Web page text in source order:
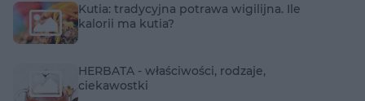
Kutia: tradycyjna potrawa wigilijna. Ile
kalorii ma kutia?
HERBATA - właściwości, rodzaje,
ciekawostki